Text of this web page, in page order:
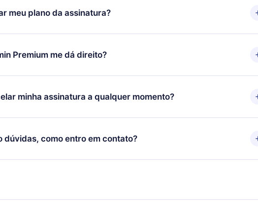
satisfeito com nossa plataforma, basta entrar em contato com nossa
(contato@12min.com) em até 7 dias após a compra e solicitar o
meu plano da assinatura?
só se aplicará a partir do próximo período de cobrança. Por
decidiu mudar sua assinatura mensal para anual, após confirmar a
o plano anual, o novo plano só será aplicado e cobrado após o aniversário
Premium me dá direito?
é um plano que te garante acesso a toda nossa biblioteca de 2500+
em 3 línguas (Inglês, espanhol e português) que você pode ler ou
momento através do nosso aplicativo disponível para iOS, Android e
minha assinatura a qualquer momento?
por não renovar sua assinatura do 12min, você pode cancelar a
e o próximo ciclo de cobrança não ocorrerá.
dúvidas, como entro em contato?
para entrar em contato porsupport@12min.com.